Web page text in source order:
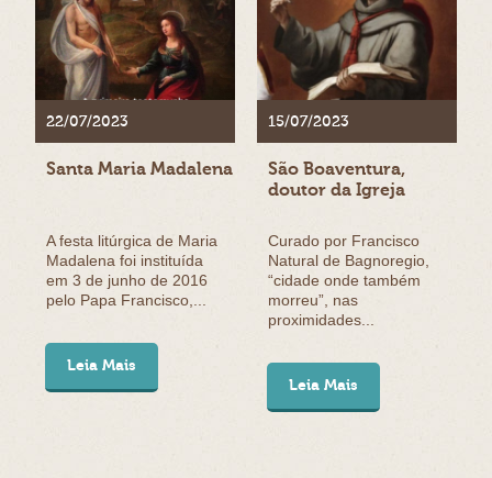
22/07/2023
Santa Maria Madalena
A festa litúrgica de Maria
Madalena foi instituída
em 3 de junho de 2016
pelo Papa Francisco,...
Leia Mais
15/07/2023
São Boaventura,
doutor da Igreja
Curado por Francisco
Natural de Bagnoregio,
“cidade onde também
morreu”, nas
proximidades...
Leia Mais